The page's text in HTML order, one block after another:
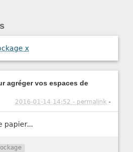
x
agréger vos espaces de
2016-01-14 14:52 - permalink -
papier...